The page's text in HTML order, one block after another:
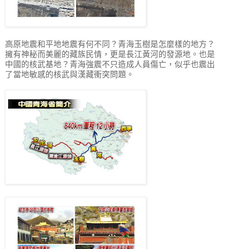
高原地震和平地地震有何不同？青海玉樹是怎麼樣的地方？
擁有神秘而美麗的藏族民情，更是長江黃河的發源地。也是
中國的核武基地？青海強震不只造成人員傷亡，似乎也震出
了當地敏感的核武與漢藏衝突問題。